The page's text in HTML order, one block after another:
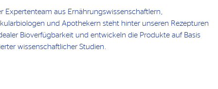
Expertenteam aus Ernährungswissenschaftlern,
und Apothekern steht hinter unseren Rezepturen
Bioverfügbarkeit und entwickeln die Produkte auf Basis
wissenschaftlicher Studien.